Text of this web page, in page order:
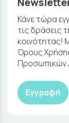
Κάνε τώρα
τις δράσεις
κοινότητας!
Όρους Χρήσης
Προσωπικών
Εγγραφή